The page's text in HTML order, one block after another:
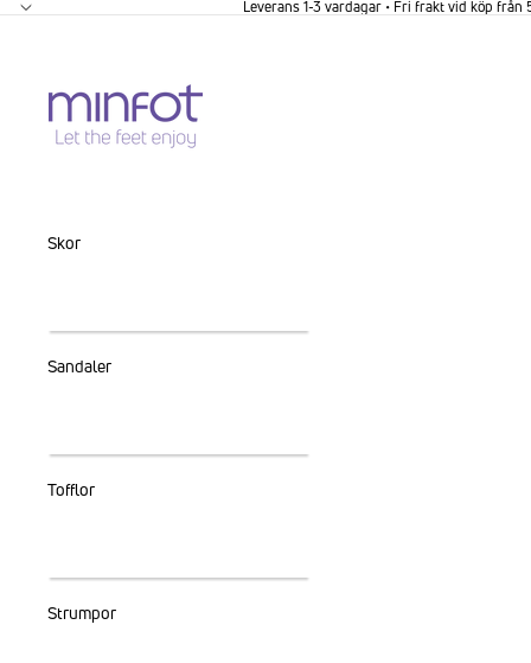
Leverans 1-3 vardagar • Fri frakt vid köp från
Skor
Sandaler
Tofflor
Strumpor